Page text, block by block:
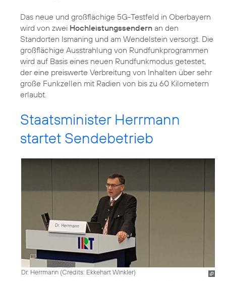
Das neue und großflächige 5G-Testfeld in Oberbayern
wird von zwei Hochleistungssendern an den
Standorten Ismaning und am Wendelstein versorgt. Die
großflächige Ausstrahlung von Rundfunkprogrammen
wird auf Basis eines neuen Rundfunkmodus getestet,
der eine preiswerte Verbreitung von Inhalten über sehr
große Funkzellen mit Radien von bis zu 60 Kilometern
erlaubt.
Staatsminister Herrmann
startet Sendebetrieb
Dr. Herrmann (Credits: Ekkehart Winkler)